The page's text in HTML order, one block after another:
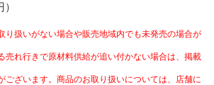
ロードカード
方法
ング
書
体制
2050
報
り扱いがない場合や販売地域内でも未発売の場合が
売れ行きで原材料供給が追い付かない場合は、掲載
ございます。商品のお取り扱いについては、店舗に